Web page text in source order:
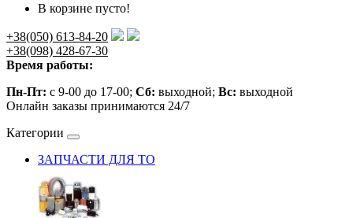
В корзине пусто!
+38(050) 613-84-20
+38(098) 428-67-30
Время работы:
Пн-Пт: с 9-00 до 17-00; Сб: выходной; Вс: выходной
Онлайн заказы принимаются 24/7
Категории
ЗАПЧАСТИ ДЛЯ ТО